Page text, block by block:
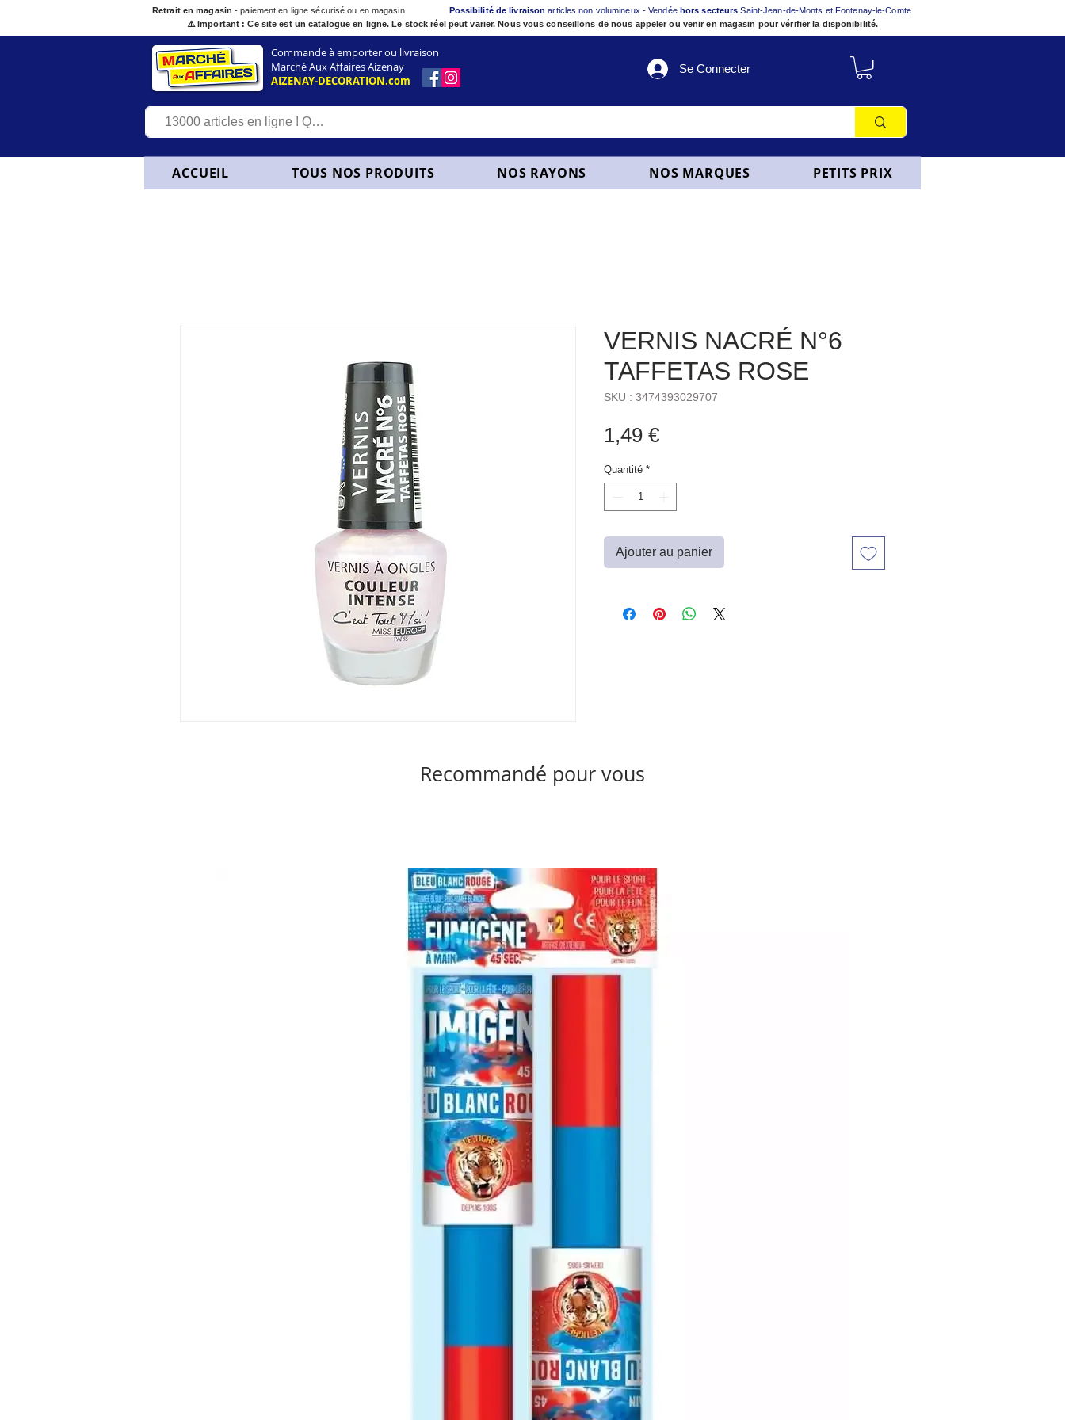
Retrait en magasin - paiement en ligne sécurisé ou en magasin Possibilité de livraisonarticles non volumineux - Vendée hors secteurs Saint-Jean-de-Monts et Fontenay-le-Comte
⚠️ Important : Ce site est un catalogue en ligne. Le stock réel peut varier. Nous vous conseillons de nous appeler ou venir en magasin pour vérifier la disponibilité.
Commande à emporter ou livraison
Marché Aux Affaires Aizenay
AIZENAY-DECORATION.com
Se Connecter
ACCUEIL TOUS NOS PRODUITS NOS RAYONS NOS MARQUES PETITS PRIX
VERNIS NACRÉ N°6
TAFFETAS ROSE
SKU : 3474393029707
1,49 €Prix
Quantité *
Ajouter au panier
Recommandé pour vous